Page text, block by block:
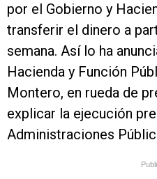
por el Gobierno y
transferir el dinero a
semana. Así lo ha
Hacienda y Función
Montero, en rueda de
explicar la ejecución
Administraciones